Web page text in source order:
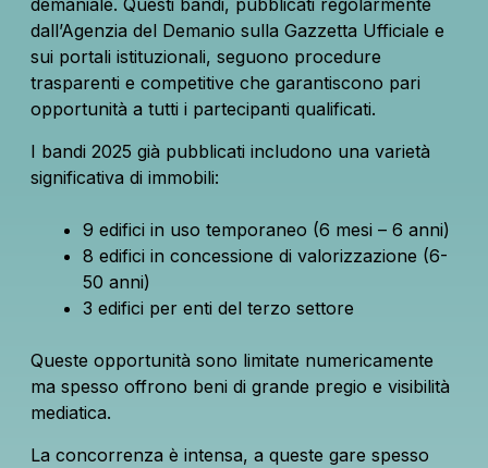
dall’Agenzia del Demanio sulla Gazzetta Ufficiale e
sui portali istituzionali, seguono procedure
trasparenti e competitive che garantiscono pari
opportunità a tutti i partecipanti qualificati.
I bandi 2025 già pubblicati includono una varietà
significativa di immobili:
9 edifici in uso temporaneo (6 mesi – 6 anni)
8 edifici in concessione di valorizzazione (6-
50 anni)
3 edifici per enti del terzo settore
Queste opportunità sono limitate numericamente
ma spesso offrono beni di grande pregio e visibilità
mediatica.
La concorrenza è intensa, a queste gare spesso